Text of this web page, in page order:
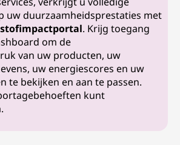
uw duurzaamheidsprestaties met
. Krijg toegang
om de
van uw producten, uw
uw energiescores en uw
te bekijken en aan te passen.
kunt